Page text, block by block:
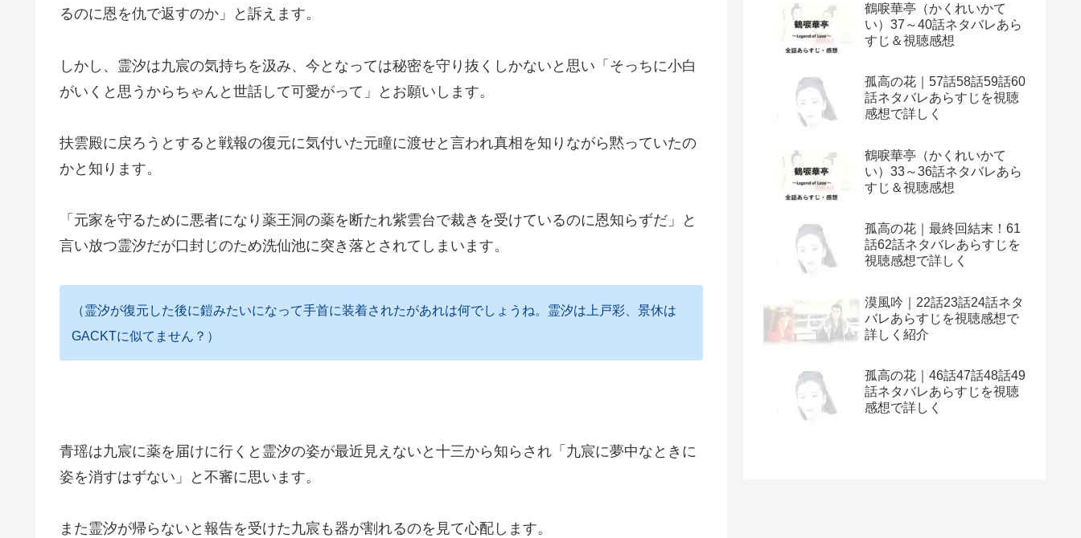
るのに恩を仇で返すのか」と訴えます。
しかし、霊汐は九宸の気持ちを汲み、今となっては秘密を守り抜くしかないと思い「そっちに小白
がいくと思うからちゃんと世話して可愛がって」とお願いします。
扶雲殿に戻ろうとすると戦報の復元に気付いた元瞳に渡せと言われ真相を知りながら黙っていたの
かと知ります。
「元家を守るために悪者になり薬王洞の薬を断たれ紫雲台で裁きを受けているのに恩知らずだ」と
言い放つ霊汐だが口封じのため洗仙池に突き落とされてしまいます。
（霊汐が復元した後に鎧みたいになって手首に装着されたがあれは何でしょうね。霊汐は上戸彩、景休は
GACKTに似てません？）
青瑶は九宸に薬を届けに行くと霊汐の姿が最近見えないと十三から知らされ「九宸に夢中なときに
姿を消すはずない」と不審に思います。
また霊汐が帰らないと報告を受けた九宸も器が割れるのを見て心配します。
鶴唳華亭（かくれいかて
い）37～40話ネタバレあら
すじ＆視聴感想
孤高の花｜57話58話59話60
話ネタバレあらすじを視聴
感想で詳しく
鶴唳華亭（かくれいかて
い）33～36話ネタバレあら
すじ＆視聴感想
孤高の花｜最終回結末！61
話62話ネタバレあらすじを
視聴感想で詳しく
漠風吟｜22話23話24話ネタ
バレあらすじを視聴感想で
詳しく紹介
孤高の花｜46話47話48話49
話ネタバレあらすじを視聴
感想で詳しく